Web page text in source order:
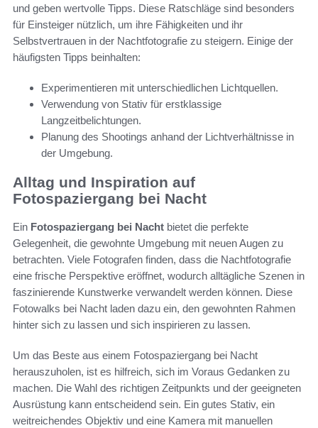
und geben wertvolle Tipps. Diese Ratschläge sind besonders
für Einsteiger nützlich, um ihre Fähigkeiten und ihr
Selbstvertrauen in der Nachtfotografie zu steigern. Einige der
häufigsten Tipps beinhalten:
Experimentieren mit unterschiedlichen Lichtquellen.
Verwendung von Stativ für erstklassige
Langzeitbelichtungen.
Planung des Shootings anhand der Lichtverhältnisse in
der Umgebung.
Alltag und Inspiration auf
Fotospaziergang bei Nacht
Ein Fotospaziergang bei Nacht bietet die perfekte
Gelegenheit, die gewohnte Umgebung mit neuen Augen zu
betrachten. Viele Fotografen finden, dass die Nachtfotografie
eine frische Perspektive eröffnet, wodurch alltägliche Szenen in
faszinierende Kunstwerke verwandelt werden können. Diese
Fotowalks bei Nacht laden dazu ein, den gewohnten Rahmen
hinter sich zu lassen und sich inspirieren zu lassen.
Um das Beste aus einem Fotospaziergang bei Nacht
herauszuholen, ist es hilfreich, sich im Voraus Gedanken zu
machen. Die Wahl des richtigen Zeitpunkts und der geeigneten
Ausrüstung kann entscheidend sein. Ein gutes Stativ, ein
weitreichendes Objektiv und eine Kamera mit manuellen